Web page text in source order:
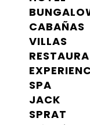
CABAÑAS
VILLAS
SPA
JACK
SPRAT